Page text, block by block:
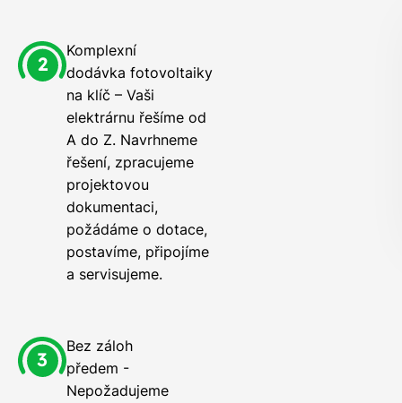
Komplexní
dodávka fotovoltaiky
na klíč – Vaši
elektrárnu řešíme od
A do Z. Navrhneme
řešení, zpracujeme
projektovou
dokumentaci,
požádáme o dotace,
postavíme, připojíme
a servisujeme.
Bez záloh
předem -
Nepožadujeme